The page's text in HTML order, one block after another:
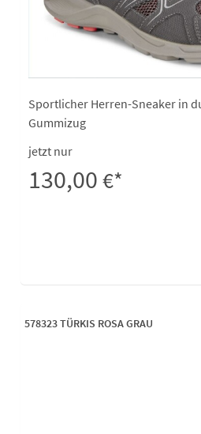
Sportlicher Herren-Sneaker in
Gummizug
jetzt nur
130,00€*
578323 TÜRKIS ROSA GRAU